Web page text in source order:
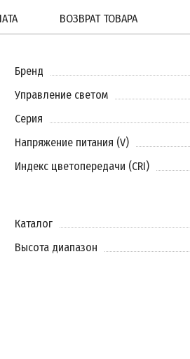
ВОЗВРАТ ТОВАРА
Бренд
Управление светом
Серия
Напряжение питания (V)
Индекс цветопередачи (CRI)
Каталог
Высота диапазон